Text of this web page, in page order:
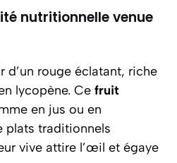
nutritionnelle venue
d’un rouge éclatant, riche
lycopène. Ce fruit
en jus ou en
plats traditionnels
vive attire l’œil et égaye